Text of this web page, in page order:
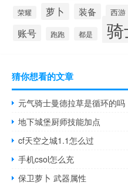
荣耀 萝卜 装备 西游
账号 跑跑 都是
猜你想看的文章
元气骑士曼德拉草是循环的吗
地下城堡厨师技能加点
cf天空之城1.1怎么过
手机csol怎么充
保卫萝卜 武器属性